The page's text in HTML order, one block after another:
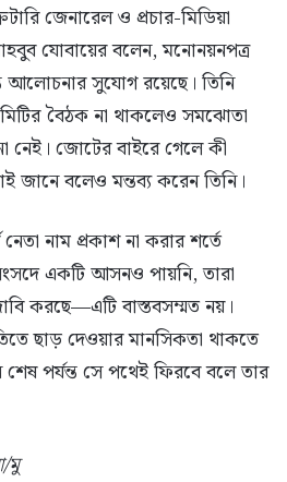
জেনারেল ও প্রচার-মিডিয়া
যোবায়ের বলেন, মনোনয়নপত্র
আলোচনার সুযোগ রয়েছে। তিনি
বৈঠক না থাকলেও সমঝোতা
নেই। জোটের বাইরে গেলে কী
জানে বলেও মন্তব্য করেন তিনি।
নাম প্রকাশ না করার শর্তে
একটি আসনও পায়নি, তারা
করছে—এটি বাস্তবসম্মত নয়।
ছাড় দেওয়ার মানসিকতা থাকতে
পর্যন্ত সে পথেই ফিরবে বলে তার
মু